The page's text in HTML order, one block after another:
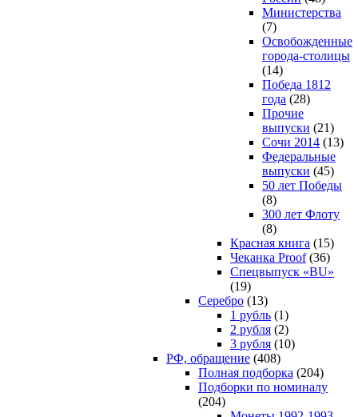
Министерства
(7)
Освобожденные
города-столицы
(14)
Победа 1812
года (28)
Прочие
выпуски (21)
Сочи 2014 (13)
Федеральные
выпуски (45)
50 лет Победы
(8)
300 лет Флоту
(8)
Красная книга (15)
Чеканка Proof(36)
Спецвыпуск «BU»
(19)
Серебро (13)
1 рубль (1)
2 рубля (2)
3 рубля (10)
РФ, обращение (408)
Полная подборка (204)
Подборки по номиналу
(204)